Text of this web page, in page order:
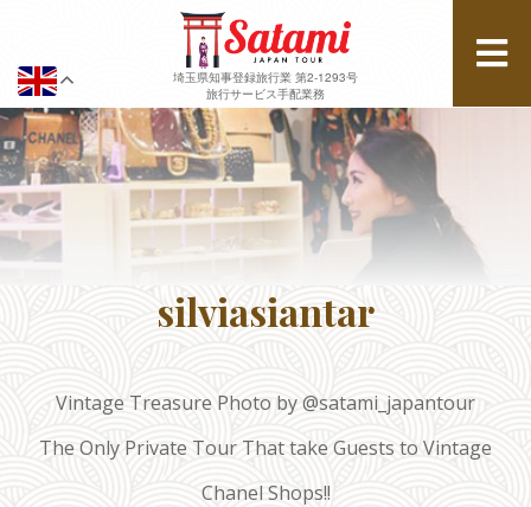
埼玉県知事登録旅行業 第2-1293号
旅行サービス手配業務
silviasiantar
Vintage Treasure Photo by @satami_japantour
The Only Private Tour That take Guests to Vintage
Chanel Shops!!